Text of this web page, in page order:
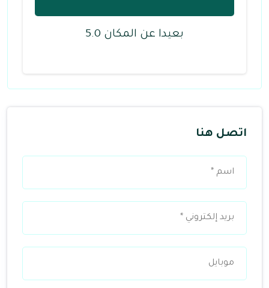
بعيدا عن المكان 5.0
اتصل هنا